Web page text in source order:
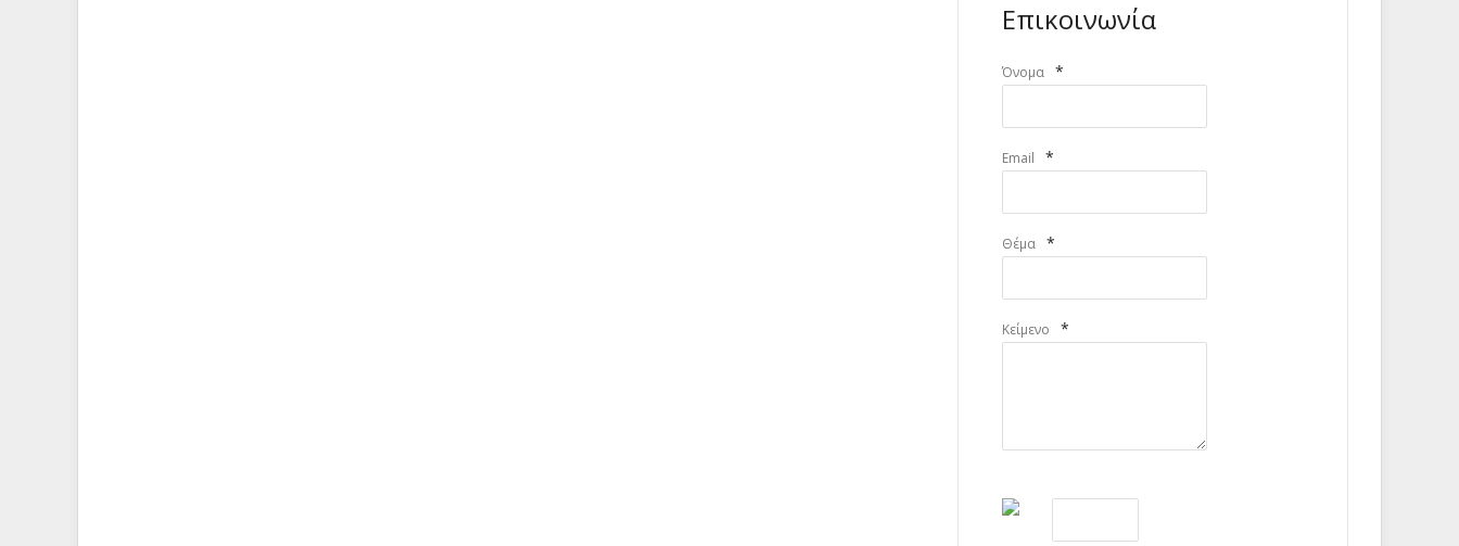
Επικοινωνία
Όνομα *
Email *
Θέμα *
Κείμενο *